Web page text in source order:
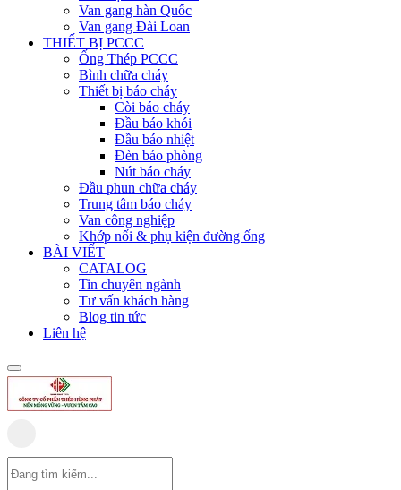
Van gang hàn Quốc
Van gang Đài Loan
THIẾT BỊ PCCC
Ống Thép PCCC
Bình chữa cháy
Thiết bị báo cháy
Còi báo cháy
Đầu báo khói
Đầu báo nhiệt
Đèn báo phòng
Nút báo cháy
Đầu phun chữa cháy
Trung tâm báo cháy
Van công nghiệp
Khớp nối & phụ kiện đường ống
BÀI VIẾT
CATALOG
Tin chuyên ngành
Tư vấn khách hàng
Blog tin tức
Liên hệ